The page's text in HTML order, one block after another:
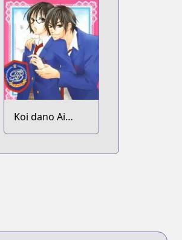
Koi dano Ai
dano